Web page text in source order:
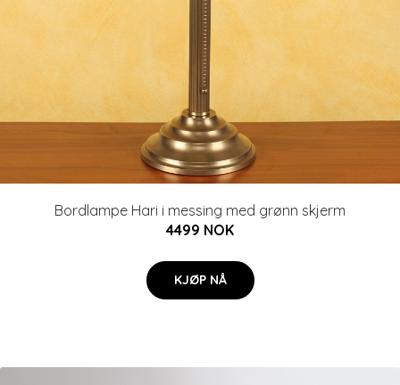
Bordlampe Hari i messing med grønn skjerm
4499 NOK
KJØP NÅ